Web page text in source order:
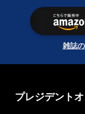
雑誌
プレジデント